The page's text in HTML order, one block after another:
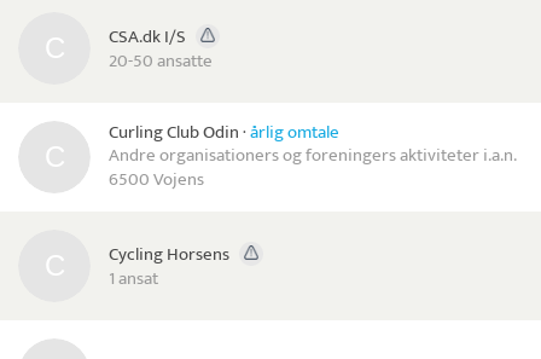
CSA.dk I/S
20-50 ansatte
Curling Club Odin·årlig omtale
Andre organisationers og foreningers aktiviteter i.a.n.
6500 Vojens
Cycling Horsens
1 ansat